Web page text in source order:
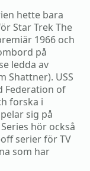
hette bara
Star Trek The
1966 och
på
ledda av
Shattner). USS
Federation of
forska i
sig på
hör också
serier för TV
som har